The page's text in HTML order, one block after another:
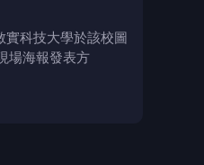
科技大學於該校圖
場海報發表方